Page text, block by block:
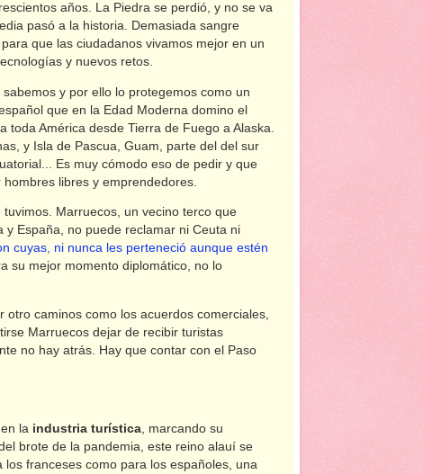
años. La Piedra se perdió, y no se va
pasó a la historia. Demasiada sangre
que las ciudadanos vivamos mejor en un
y nuevos retos.
y por ello lo protegemos como un
que en la Edad Moderna domino el
América desde Tierra de Fuego a Alaska.
y Isla de Pascua, Guam, parte del del sur
Es muy cómodo eso de pedir y que
libres y emprendedores.
Marruecos, un vecino terco que
España, no puede reclamar ni Ceuta ni
cuyas, ni nunca les perteneció aunque estén
su mejor momento diplomático, no lo
caminos como los acuerdos comerciales,
Marruecos dejar de recibir turistas
no hay atrás. Hay que contar con el Paso
la industria turística , marcando su
brote de la pandemia, este reino alauí se
franceses como para los españoles, una